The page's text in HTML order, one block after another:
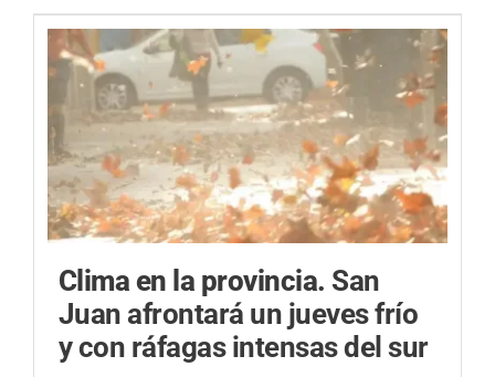
Clima en la provincia. San
Juan afrontará un jueves frío
y con ráfagas intensas del sur